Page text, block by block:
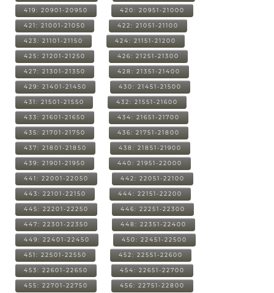
419: 20901-20950 420: 20951-21000
421: 21001-21050 422: 21051-21100
423: 21101-21150 424: 21151-21200
425: 21201-21250 426: 21251-21300
427: 21301-21350 428: 21351-21400
429: 21401-21450 430: 21451-21500
431: 21501-21550 432: 21551-21600
433: 21601-21650 434: 21651-21700
435: 21701-21750 436: 21751-21800
437: 21801-21850 438: 21851-21900
439: 21901-21950 440: 21951-22000
441: 22001-22050 442: 22051-22100
443: 22101-22150 444: 22151-22200
445: 22201-22250 446: 22251-22300
447: 22301-22350 448: 22351-22400
449: 22401-22450 450: 22451-22500
451: 22501-22550 452: 22551-22600
453: 22601-22650 454: 22651-22700
455: 22701-22750 456: 22751-22800